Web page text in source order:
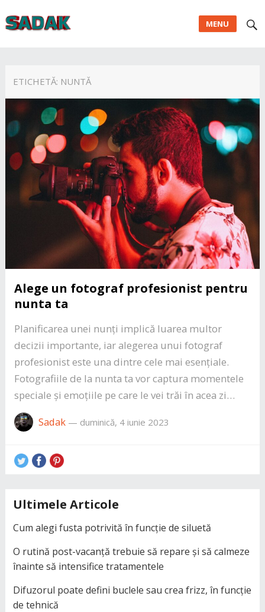
MENU
ETICHETĂ: NUNTĂ
Alege un fotograf profesionist pentru
nunta ta
Planificarea unei nunți implică luarea multor
decizii importante, iar alegerea unui fotograf
profesionist este una dintre cele mai esențiale.
Fotografiile de la nunta ta vor captura momentele
speciale și emoțiile pe care le vei trăi în acea zi…
Sadak— duminică, 4 iunie 2023
Ultimele Articole
Cum alegi fusta potrivită în funcție de siluetă
O rutină post-vacanță trebuie să repare și să calmeze
înainte să intensifice tratamentele
Difuzorul poate defini buclele sau crea frizz, în funcție
de tehnică